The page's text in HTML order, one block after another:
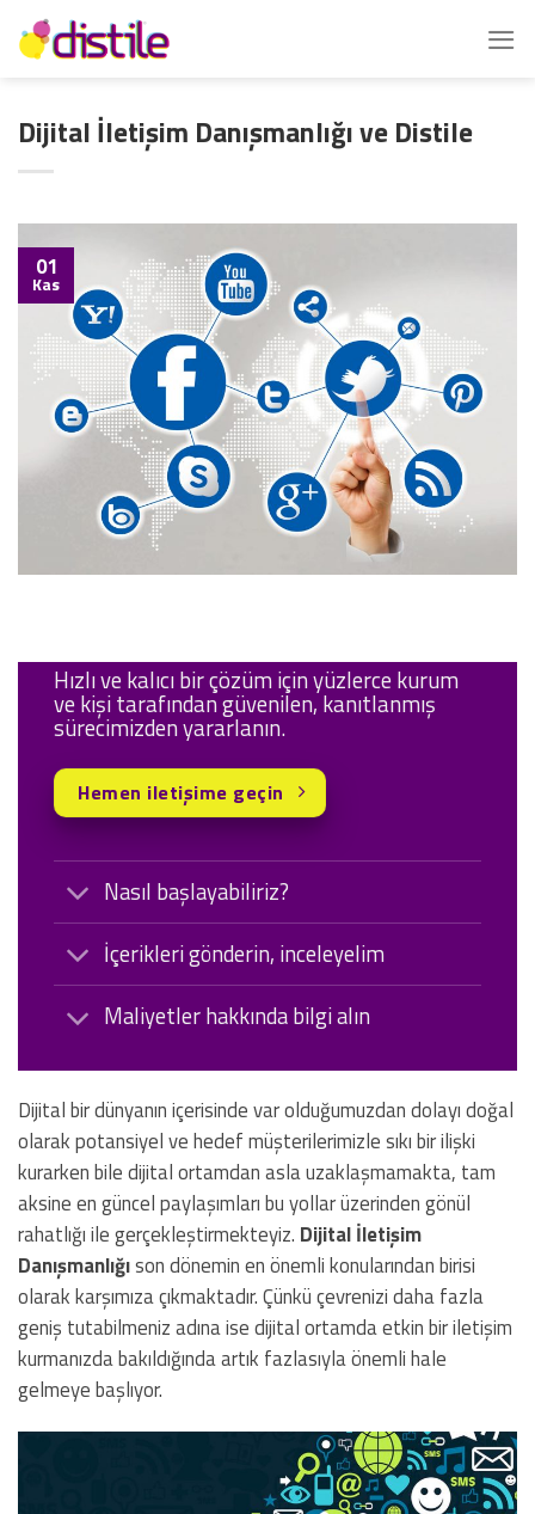
İçeriğe
atla
Dijital İletişim Danışmanlığı ve Distile
01
Kas
Nasıl başlayabiliriz?
İçerikleri gönderin, inceleyelim
Maliyetler hakkında bilgi alın
Hızlı ve kalıcı bir çözüm için yüzlerce kurum
ve kişi tarafından güvenilen, kanıtlanmış
sürecimizden yararlanın.
Hemen iletişime geçin
Dijital bir dünyanın içerisinde var olduğumuzdan dolayı doğal
olarak potansiyel ve hedef müşterilerimizle sıkı bir ilişki
kurarken bile dijital ortamdan asla uzaklaşmamakta, tam
aksine en güncel paylaşımları bu yollar üzerinden gönül
rahatlığı ile gerçekleştirmekteyiz. Dijital İletişim
Danışmanlığıson dönemin en önemli konularından birisi
olarak karşımıza çıkmaktadır. Çünkü çevrenizi daha fazla
geniş tutabilmeniz adına ise dijital ortamda etkin bir iletişim
kurmanızda bakıldığında artık fazlasıyla önemli hale
gelmeye başlıyor.